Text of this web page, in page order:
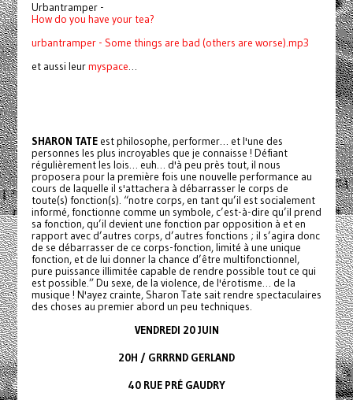
Urbantramper -
How do you have your tea?
urbantramper - Some things are bad (others are worse).mp3
et aussi leurmyspace…
SHARON TATEest philosophe, performer… et l'une des
personnes les plus incroyables que je connaisse ! Défiant
régulièrement les lois… euh… d'à peu près tout, il nous
proposera pour la première fois une nouvelle performance au
cours de laquelle il s'attachera à débarrasser le corps de
toute(s) fonction(s). “notre corps, en tant qu’il est socialement
informé, fonctionne comme un symbole, c’est-à-dire qu’il prend
sa fonction, qu’il devient une fonction par opposition à et en
rapport avec d’autres corps, d’autres fonctions ; il s’agira donc
de se débarrasser de ce corps-fonction, limité à une unique
fonction, et de lui donner la chance d’être multifonctionnel,
pure puissance illimitée capable de rendre possible tout ce qui
est possible.” Du sexe, de la violence, de l'érotisme… de la
musique ! N'ayez crainte, Sharon Tate sait rendre spectaculaires
des choses au premier abord un peu techniques.
VENDREDI 20 JUIN
20H / GRRRND GERLAND
40 RUE PRÉ GAUDRY